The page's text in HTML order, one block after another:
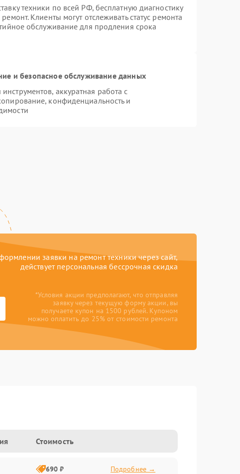
техники по всей РФ, бесплатную диагностику
Клиенты могут отслеживать статус ремонта
обслуживание для продления срока
и безопасное обслуживание данных
аккуратная работа с
конфиденциальность и
заявки на ремонт техники через сайт,
действует персональная бессрочная скидка
*Условия акции предполагают, что отправляя
заявку через текущую форму акции, вы
получаете купон на 1500 рублей. Купоном
можно оплатить до 25% от стоимости ремонта
Стоимость
690 ₽ Подробнее →